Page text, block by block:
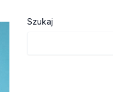
Szukaj